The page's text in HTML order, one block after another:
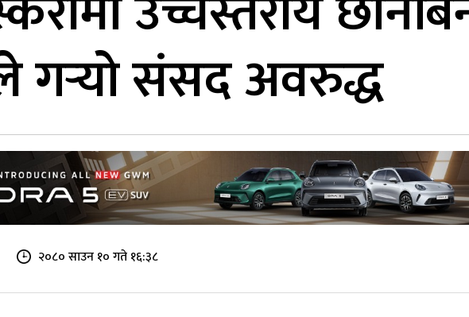
गर्‍यो संसद अवरुद्ध
२०८० साउन १० गते १६:३८